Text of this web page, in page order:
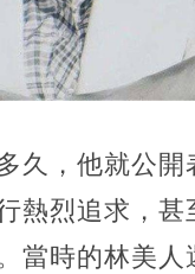
久，他就公開
熱烈追求，甚
當時的林美人